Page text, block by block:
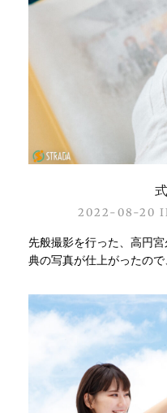
2022-08-20
先般撮影を行った、高円
典の写真が仕上がったの